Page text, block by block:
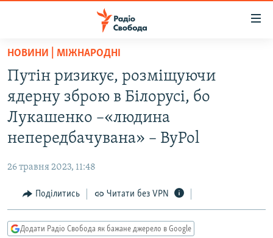
Перейти
основного
матеріалу
Перейти
до
основної
Перейти
пошуку
ВСЕ ЗА ДОБУ
СТАТТІ
СУСПІЛЬСТВО
КУЛЬТУРА
СПОРТ
ДОНБАС.РЕАЛІЇ
КРИМ.РЕАЛІЇ
ТИ ЯК?
НОВИНИ | МІЖНАРОДНІ
Путін ризикує, розміщуючи
ядерну зброю в Білорусі, бо
Лукашенко –«людина
непередбачувана» – ByPol
26 травня 2023, 11:48
Поділитись Читати без VPN
Додати Радіо Свобода як бажане джерело в Google